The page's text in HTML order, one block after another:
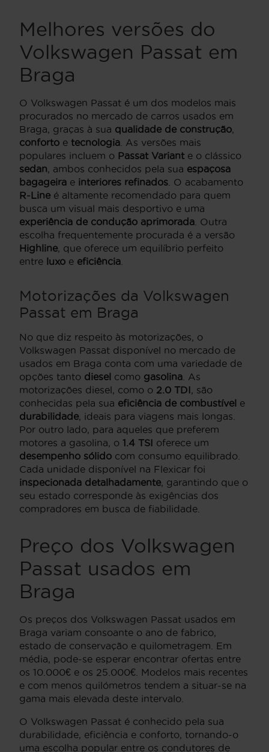
Melhores versões do
Volkswagen Passat em
Braga
O Volkswagen Passat é um dos modelos mais
procurados no mercado de carros usados em
Braga, graças à sua qualidade de construção,
conforto e tecnologia . As versões mais
populares incluem o Passat Variant e o clássico
sedan, ambos conhecidos pela sua espaçosa
bagageira e interiores refinados . O acabamento
R-Line é altamente recomendado para quem
busca um visual mais desportivo e uma
experiência de condução aprimorada . Outra
escolha frequentemente procurada é a versão
Highline, que oferece um equilíbrio perfeito
entre luxo e eficiência
Motorizações da Volkswagen
Passat em Braga
No que diz respeito às motorizações, o
Volkswagen Passat disponível no mercado de
usados em Braga conta com uma variedade de
opções tanto diesel como gasolina . As
motorizações diesel, como o 2.0 TDI, são
conhecidas pela sua eficiência de combustível e
durabilidade, ideais para viagens mais longas.
Por outro lado, para aqueles que preferem
motores a gasolina, o 1.4 TSI oferece um
desempenho sólido com consumo equilibrado.
Cada unidade disponível na Flexicar foi
inspecionada detalhadamente, garantindo que o
seu estado corresponde às exigências dos
compradores em busca de fiabilidade.
Preço dos Volkswagen
Passat usados em
Braga
Os preços dos Volkswagen Passat usados em
Braga variam consoante o ano de fabrico,
estado de conservação e quilometragem. Em
média, pode-se esperar encontrar ofertas entre
os 10.000€ e os 25.000€. Modelos mais recentes
e com menos quilómetros tendem a situar-se na
gama mais elevada deste intervalo.
O Volkswagen Passat é conhecido pela sua
durabilidade, eficiência e conforto, tornando-o
uma escolha popular entre os condutores de